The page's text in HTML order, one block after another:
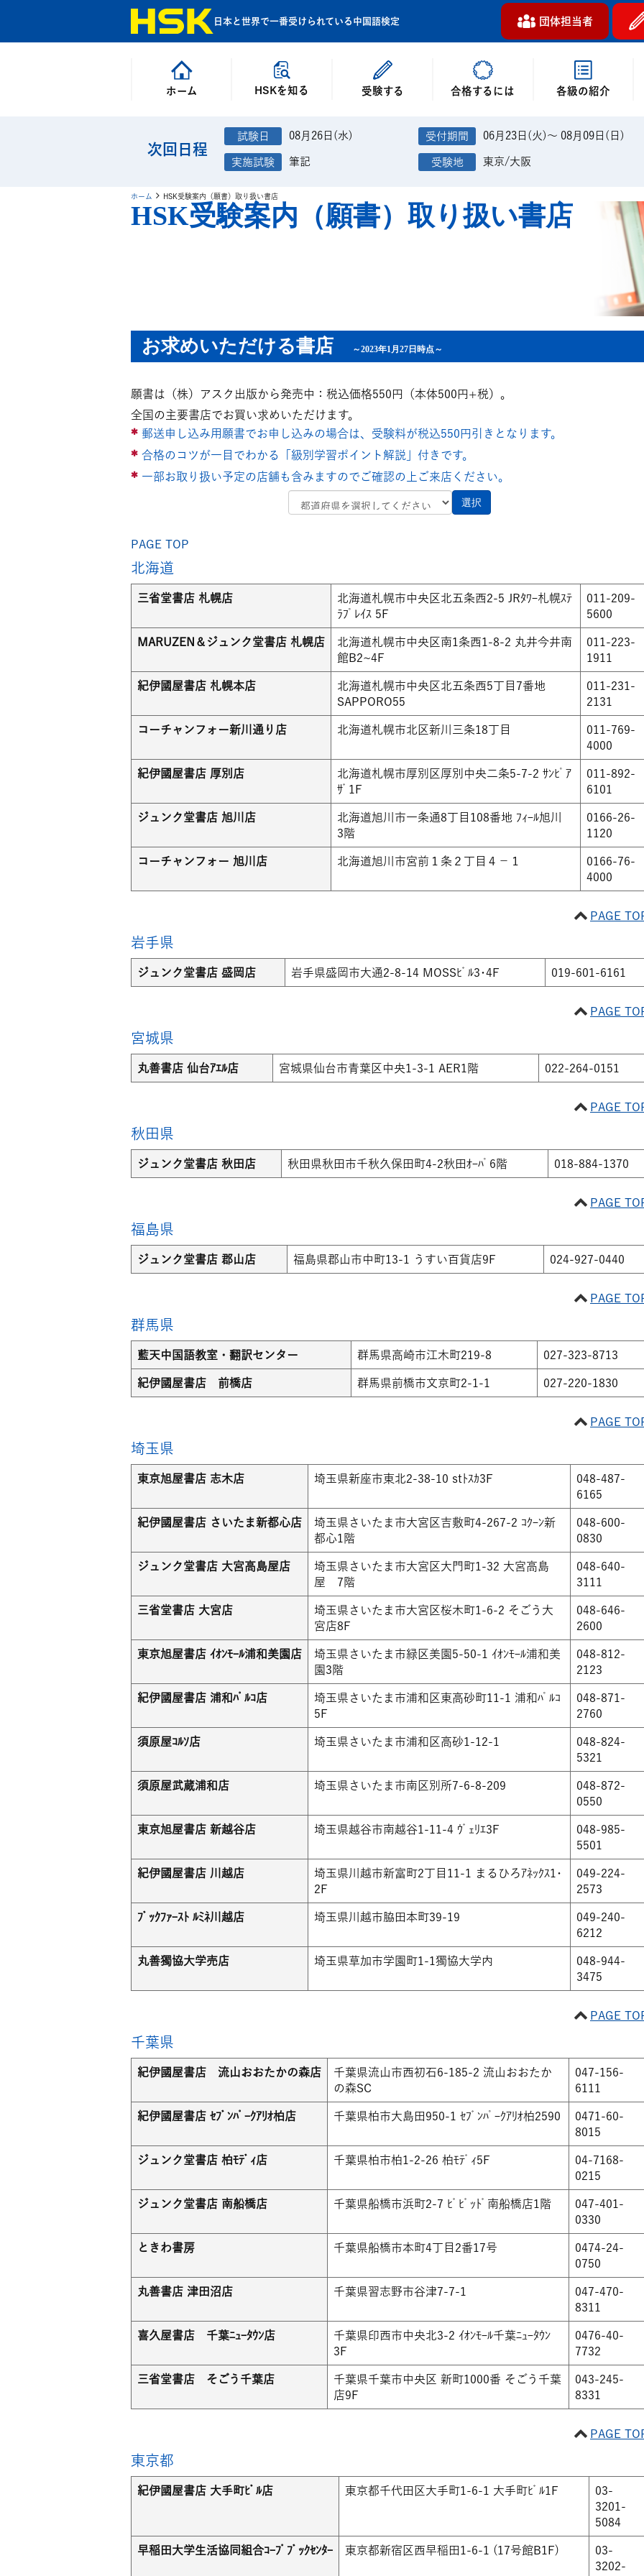
日本と世界で一番受けられている中国語検定 団体担当者
ホーム HSKを知る 受験する 合格するには 各級の紹介
次回日程
08月26日(水) 06月23日(火)～ 08月09日(日)
筆記 東京/大阪
ホーム HSK受験案内（願書）取り扱い書店
HSK受験案内（願書）取り扱い書店
お求めいただける書店 ～2023年1月27日時点～
願書は（株）アスク出版から発売中：税込価格550円（本体500円+税）。
全国の主要書店でお買い求めいただけます。
郵送申し込み用願書でお申し込みの場合は、受験料が税込550円引きとなります。
合格のコツが一目でわかる「級別学習ポイント解説」付きです。
一部お取り扱い予定の店舗も含みますのでご確認の上ご来店ください。
PAGE TOP
北海道
三省堂書店 札幌店
北海道札幌市中央区北五条西2-5 JRﾀﾜｰ札幌ｽﾃ
ﾗﾌﾟﾚｲｽ 5F
011-209-
5600
MARUZEN＆ジュンク堂書店 札幌店
北海道札幌市中央区南1条西1-8-2 丸井今井南
館B2~4F
011-223-
1911
紀伊國屋書店 札幌本店
北海道札幌市中央区北五条西5丁目7番地
SAPPORO55
011-231-
2131
コーチャンフォー新川通り店 北海道札幌市北区新川三条18丁目
011-769-
4000
紀伊國屋書店 厚別店
北海道札幌市厚別区厚別中央二条5-7-2 ｻﾝﾋﾟｱ
ｻﾞ1F
011-892-
6101
ジュンク堂書店 旭川店
北海道旭川市一条通8丁目108番地 ﾌｨｰﾙ旭川
3階
0166-26-
1120
コーチャンフォー 旭川店 北海道旭川市宮前１条２丁目４−１
0166-76-
4000
PAGE
岩手県
ジュンク堂書店 盛岡店 岩手県盛岡市大通2-8-14 MOSSﾋﾞﾙ3･4F 019-601-6161
PAGE
宮城県
丸善書店 仙台ｱｴﾙ店 宮城県仙台市青葉区中央1-3-1 AER1階 022-264-0151
PAGE
秋田県
ジュンク堂書店 秋田店 秋田県秋田市千秋久保田町4-2秋田ｵｰﾊﾟ6階 018-884-1370
PAGE
福島県
ジュンク堂書店 郡山店 福島県郡山市中町13-1 うすい百貨店9F 024-927-0440
PAGE
群馬県
藍天中国語教室・翻訳センター 群馬県高崎市江木町219-8 027-323-8713
紀伊國屋書店 前橋店 群馬県前橋市文京町2-1-1 027-220-1830
PAGE
埼玉県
東京旭屋書店 志木店 埼玉県新座市東北2-38-10 stﾄｽｶ3F
048-487-
6165
紀伊國屋書店 さいたま新都心店
埼玉県さいたま市大宮区吉敷町4-267-2 ｺｸｰﾝ新
都心1階
048-600-
0830
ジュンク堂書店 大宮高島屋店
埼玉県さいたま市大宮区大門町1-32 大宮高島
屋 7階
048-640-
3111
三省堂書店 大宮店
埼玉県さいたま市大宮区桜木町1-6-2 そごう大
宮店8F
048-646-
2600
東京旭屋書店 ｲｵﾝﾓｰﾙ浦和美園店
埼玉県さいたま市緑区美園5-50-1 ｲｵﾝﾓｰﾙ浦和美
園3階
048-812-
2123
紀伊國屋書店 浦和ﾊﾟﾙｺ店
埼玉県さいたま市浦和区東高砂町11-1 浦和ﾊﾟﾙｺ
5F
048-871-
2760
須原屋ｺﾙｿ店 埼玉県さいたま市浦和区高砂1-12-1
048-824-
5321
須原屋武蔵浦和店 埼玉県さいたま市南区別所7-6-8-209
048-872-
0550
東京旭屋書店 新越谷店 埼玉県越谷市南越谷1-11-4 ｳﾞｪﾘｴ3F
048-985-
5501
紀伊國屋書店 川越店
埼玉県川越市新富町2丁目11-1 まるひろｱﾈｯｸｽ1･
2F
049-224-
2573
ﾌﾞｯｸﾌｧｰｽﾄ ﾙﾐﾈ川越店 埼玉県川越市脇田本町39-19
049-240-
6212
丸善獨協大学売店 埼玉県草加市学園町1-1獨協大学内
048-944-
3475
PAGE
千葉県
紀伊國屋書店 流山おおたかの森店
千葉県流山市西初石6-185-2 流山おおたか
の森SC
047-156-
6111
紀伊國屋書店 ｾﾌﾞﾝﾊﾟｰｸｱﾘｵ柏店 千葉県柏市大島田950-1 ｾﾌﾞﾝﾊﾟｰｸｱﾘｵ柏2590
0471-60-
8015
ジュンク堂書店 柏ﾓﾃﾞｨ店 千葉県柏市柏1-2-26 柏ﾓﾃﾞｨ5F
04-7168-
0215
ジュンク堂書店 南船橋店 千葉県船橋市浜町2-7 ﾋﾞﾋﾞｯﾄﾞ南船橋店1階
047-401-
0330
ときわ書房 千葉県船橋市本町4丁目2番17号
0474-24-
0750
丸善書店 津田沼店 千葉県習志野市谷津7-7-1
047-470-
8311
喜久屋書店 千葉ﾆｭｰﾀｳﾝ店
千葉県印西市中央北3-2 ｲｵﾝﾓｰﾙ千葉ﾆｭｰﾀｳﾝ
3F
0476-40-
7732
三省堂書店 そごう千葉店
千葉県千葉市中央区 新町1000番 そごう千葉
店9F
043-245-
8331
PAGE
東京都
紀伊國屋書店 大手町ﾋﾞﾙ店 東京都千代田区大手町1-6-1 大手町ﾋﾞﾙ1F
03-
3201-
5084
早稲田大学生活協同組合ｺｰﾌﾟﾌﾞｯｸｾﾝﾀｰ 東京都新宿区西早稲田1-6-1 (17号館B1F)
03-
3202-